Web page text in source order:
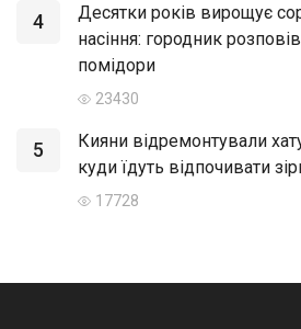
4
Десятки років вирощує
насіння: городник
помідори
23430
5
Кияни відремонтували
куди їдуть відпочивати
17728